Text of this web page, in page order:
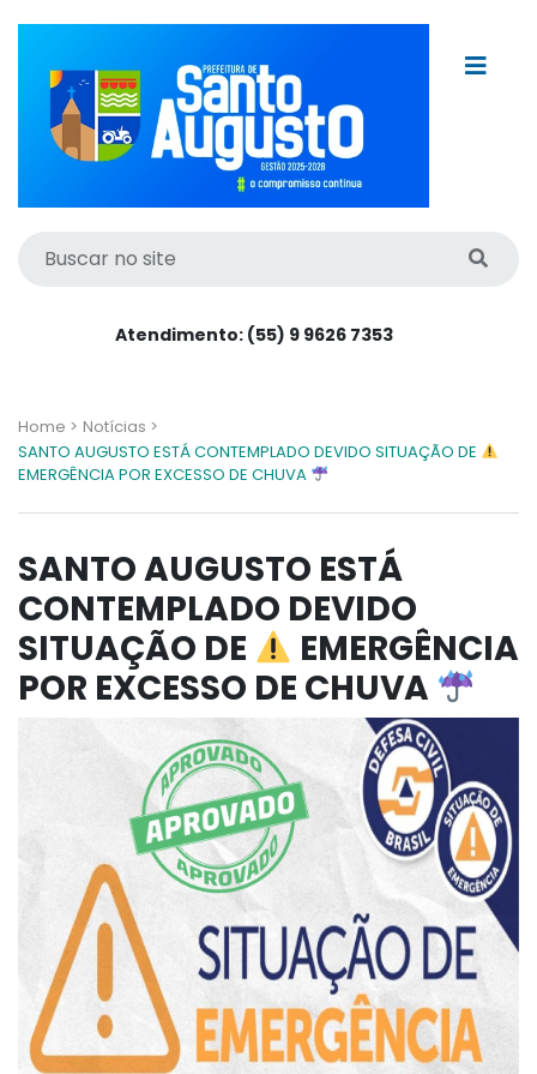
Atendimento: (55) 9 9626 7353
Home > Notícias >
SANTO AUGUSTO ESTÁ CONTEMPLADO DEVIDO SITUAÇÃO DE
EMERGÊNCIA POR EXCESSO DE CHUVA
SANTO AUGUSTO ESTÁ
CONTEMPLADO DEVIDO
SITUAÇÃO DE
EMERGÊNCIA
POR EXCESSO DE CHUVA